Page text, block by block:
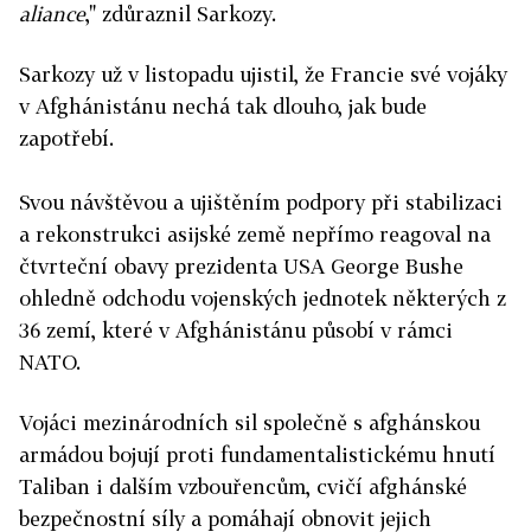
aliance," zdůraznil Sarkozy.
Sarkozy už v listopadu ujistil, že Francie své vojáky
v Afghánistánu nechá tak dlouho, jak bude
zapotřebí.
Svou návštěvou a ujištěním podpory při stabilizaci
a rekonstrukci asijské země nepřímo reagoval na
čtvrteční obavy prezidenta USA George Bushe
ohledně odchodu vojenských jednotek některých z
36 zemí, které v Afghánistánu působí v rámci
NATO.
Vojáci mezinárodních sil společně s afghánskou
armádou bojují proti fundamentalistickému hnutí
Taliban i dalším vzbouřencům, cvičí afghánské
bezpečnostní síly a pomáhají obnovit jejich